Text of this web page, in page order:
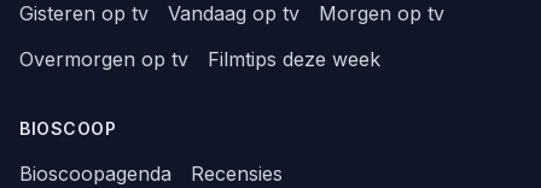
Gisteren op tv Vandaag op tv
Morgen op tv
Overmorgen op tv
Filmtips deze week
BIOSCOOP
Bioscoopagenda
Recensies